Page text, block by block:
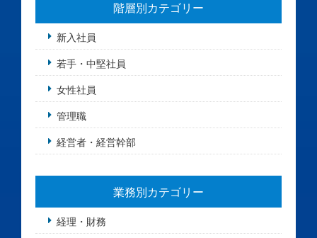
階層別カテゴリー
新入社員
若手・中堅社員
女性社員
管理職
経営者・経営幹部
業務別カテゴリー
経理・財務